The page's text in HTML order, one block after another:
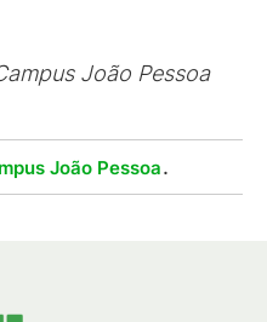
João Pessoa
João Pessoa.